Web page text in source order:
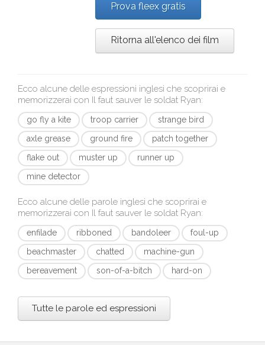
Prova fleex gratis
Ritorna all'elenco dei film
Ecco alcune delle espressioni inglesi che scoprirai e
memorizzerai con Il faut sauver le soldat Ryan:
go fly a kite troop carrier
strange bird
axle grease
ground fire
patch together
flake out
muster up
runner up
mine detector
Ecco alcune delle parole inglesi che scoprirai e
memorizzerai con Il faut sauver le soldat Ryan:
enfilade ribboned bandoleer
foul-up
beachmaster
chatted
machine-gun
bereavement
son-of-a-bitch hard-on
Tutte le parole ed espressioni